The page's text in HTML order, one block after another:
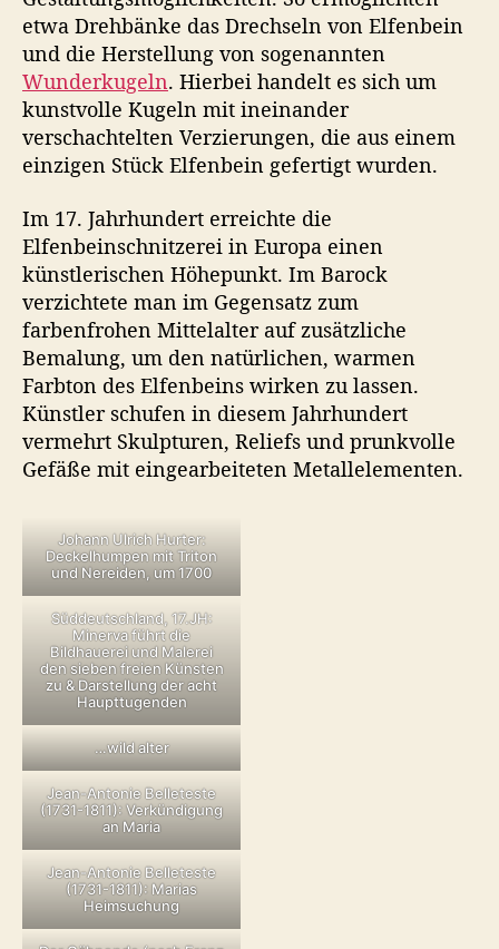
etwa Drehbänke das Drechseln von Elfenbein
und die Herstellung von sogenannten
Wunderkugeln. Hierbei handelt es sich um
kunstvolle Kugeln mit ineinander
verschachtelten Verzierungen, die aus einem
einzigen Stück Elfenbein gefertigt wurden.
Im 17. Jahrhundert erreichte die
Elfenbeinschnitzerei in Europa einen
künstlerischen Höhepunkt. Im Barock
verzichtete man im Gegensatz zum
farbenfrohen Mittelalter auf zusätzliche
Bemalung, um den natürlichen, warmen
Farbton des Elfenbeins wirken zu lassen.
Künstler schufen in diesem Jahrhundert
vermehrt Skulpturen, Reliefs und prunkvolle
Gefäße mit eingearbeiteten Metallelementen.
Johann Ulrich Hurter:
Deckelhumpen mit Triton
und Nereiden, um 1700
Süddeutschland, 17.JH:
Minerva führt die
Bildhauerei und Malerei
den sieben freien Künsten
zu & Darstellung der acht
Haupttugenden
…wild alter
Jean-Antonie Belleteste
(1731-1811): Verkündigung
an Maria
Jean-Antonie Belleteste
(1731-1811): Marias
Heimsuchung